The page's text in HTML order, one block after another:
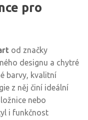
pro
od značky
designu a chytré
barvy, kvalitní
z něj činí ideální
nebo
i funkčnost